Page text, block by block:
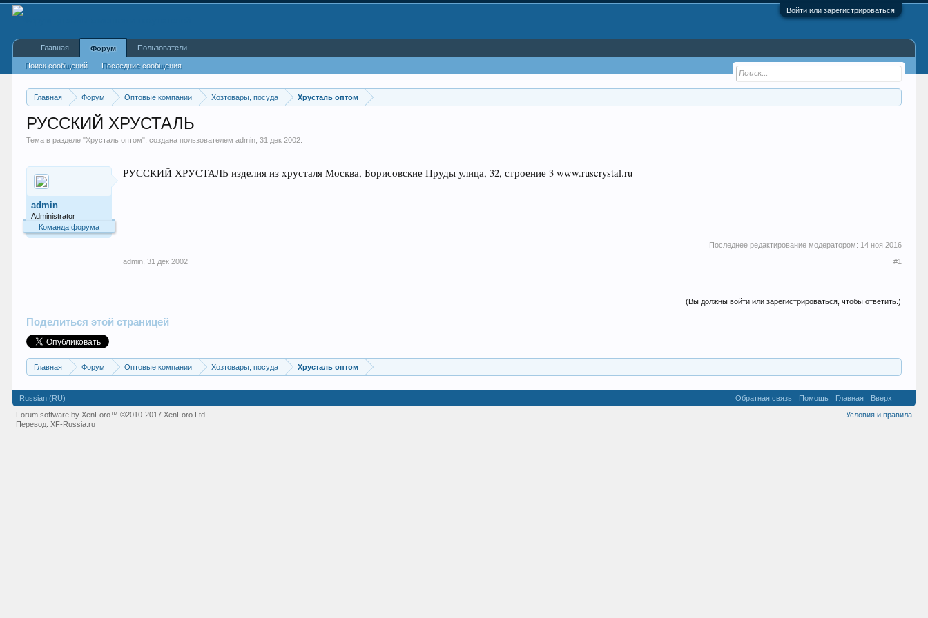
Войти или зарегистрироваться
Главная Форум Оптовые компании Хозтовары, посуда Хрусталь оптом
РУССКИЙ ХРУСТАЛЬ
Тема в разделе "Хрусталь оптом", создана пользователемadmin ,31 дек 2002
admin
Administrator
Команда форума
РУССКИЙ ХРУСТАЛЬ изделия из хрусталя Москва, Борисовские Пруды улица, 32, строение 3 www.ruscrystal.ru
Последнее редактирование модератором: 14 ноя 2016
admin 31 дек 2002 #1
(Вы должны войти или зарегистрироваться, чтобы ответить.)
Поделиться этой страницей
Главная Форум Оптовые компании Хозтовары, посуда Хрусталь оптом
Главная Форум
Поиск сообщений Последние сообщения
Пользователи
Russian (RU) Обратная связь Помощь Главная
Вверх
Условия и правила
Forum software by XenForo™©2010-2017 XenForo Ltd.
Перевод:XF-Russia.ru